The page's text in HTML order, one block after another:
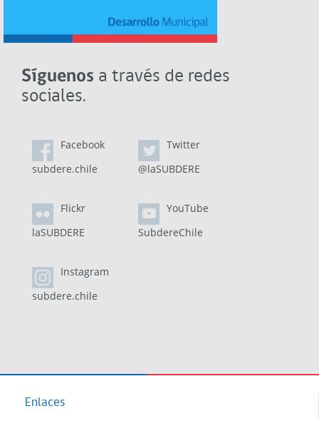
Síguenos a través de redes
sociales.
Facebook
subdere.chile
Twitter
@laSUBDERE
Flickr
laSUBDERE
YouTube
SubdereChile
Instagram
subdere.chile
Enlaces